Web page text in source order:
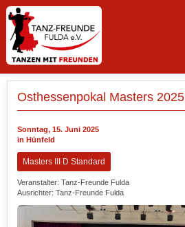
Osthessenpokal Masters 2025
Sonntag, 15. Juni 2025
in Hünfeld
Masters III D Standard
Veranstalter: Tanz-Freunde Fulda
Ausrichter: Tanz-Freunde Fulda